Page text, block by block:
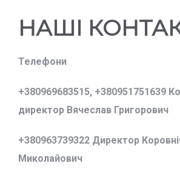
НАШІ
Телефони
+380969683515, +380951751639
директор Вячеслав Григорович
+380963739322 Директор
Миколайович